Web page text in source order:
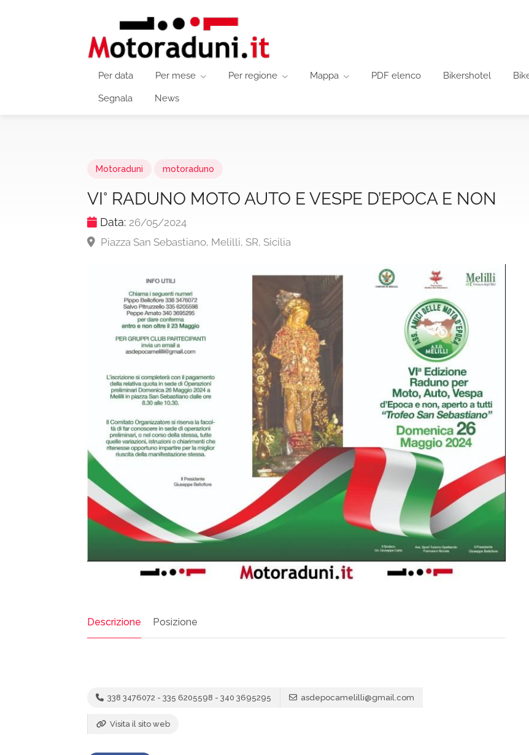
Per data Per mese Per regione Mappa PDF elenco Bikershotel
Segnala News
Motoraduni motoraduno
VI° RADUNO MOTO AUTO E VESPE D’EPOCA E NON
Data: 26/05/2024
Piazza San Sebastiano, Melilli, SR, Sicilia
Descrizione Posizione
338 3476072 - 335 6205598 - 340 3695295 asdepocamelilli@gmail.com
Visita il sito web